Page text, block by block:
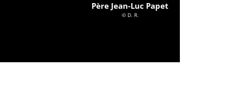
Père Jean-Luc Papet
© D. R.